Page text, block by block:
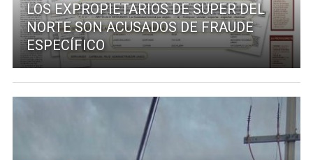
LOS EXPROPIETARIOS DE SUPER DEL
NORTE SON ACUSADOS DE FRAUDE
ESPECÍFICO